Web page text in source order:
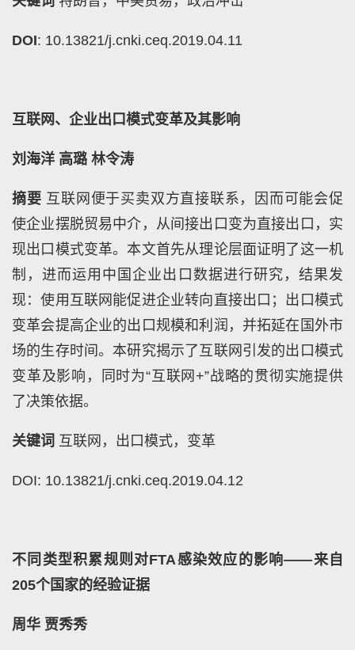
DOI: 10.13821/j.cnki.ceq.2019.04.11
互联网、企业出口模式变革及其影响
刘海洋 高璐 林令涛
摘要 互联网便于买卖双方直接联系，因而可能会促
使企业摆脱贸易中介，从间接出口变为直接出口，实
现出口模式变革。本文首先从理论层面证明了这一机
制，进而运用中国企业出口数据进行研究，结果发
现：使用互联网能促进企业转向直接出口；出口模式
变革会提高企业的出口规模和利润，并拓延在国外市
场的生存时间。本研究揭示了互联网引发的出口模式
变革及影响，同时为“互联网+”战略的贯彻实施提供
了决策依据。
关键词 互联网，出口模式，变革
DOI: 10.13821/j.cnki.ceq.2019.04.12
不同类型积累规则对FTA感染效应的影响——来自
205个国家的经验证据
周华 贾秀秀